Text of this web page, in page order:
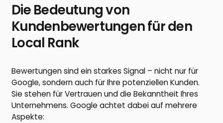
Die Bedeutung von
Kundenbewertungen für den
Local Rank
Bewertungen sind ein starkes Signal – nicht nur für
Google, sondern auch für Ihre potenziellen Kunden.
Sie stehen für Vertrauen und die Bekanntheit Ihres
Unternehmens. Google achtet dabei auf mehrere
Aspekte: